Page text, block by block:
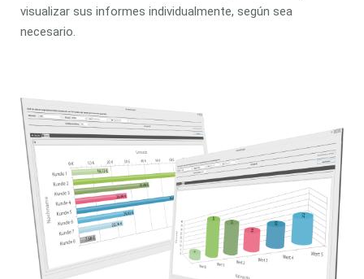
visualizar sus informes individualmente, según sea
necesario.